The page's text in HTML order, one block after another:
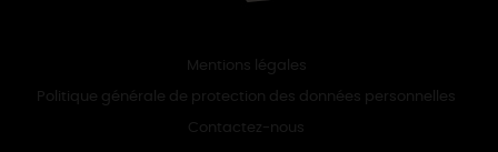
Mentions légales
Politique générale de protection des données personnelles
Contactez-nous